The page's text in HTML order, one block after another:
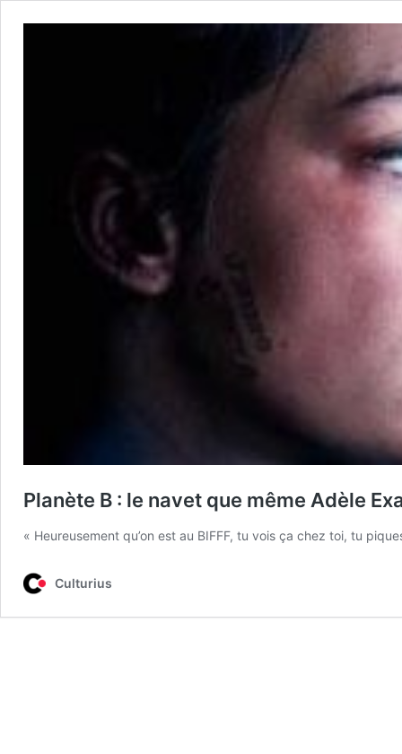
Planète B : le navet que même Adèle
« Heureusement qu’on est au BIFFF, tu vois ça chez toi, tu
Culturius